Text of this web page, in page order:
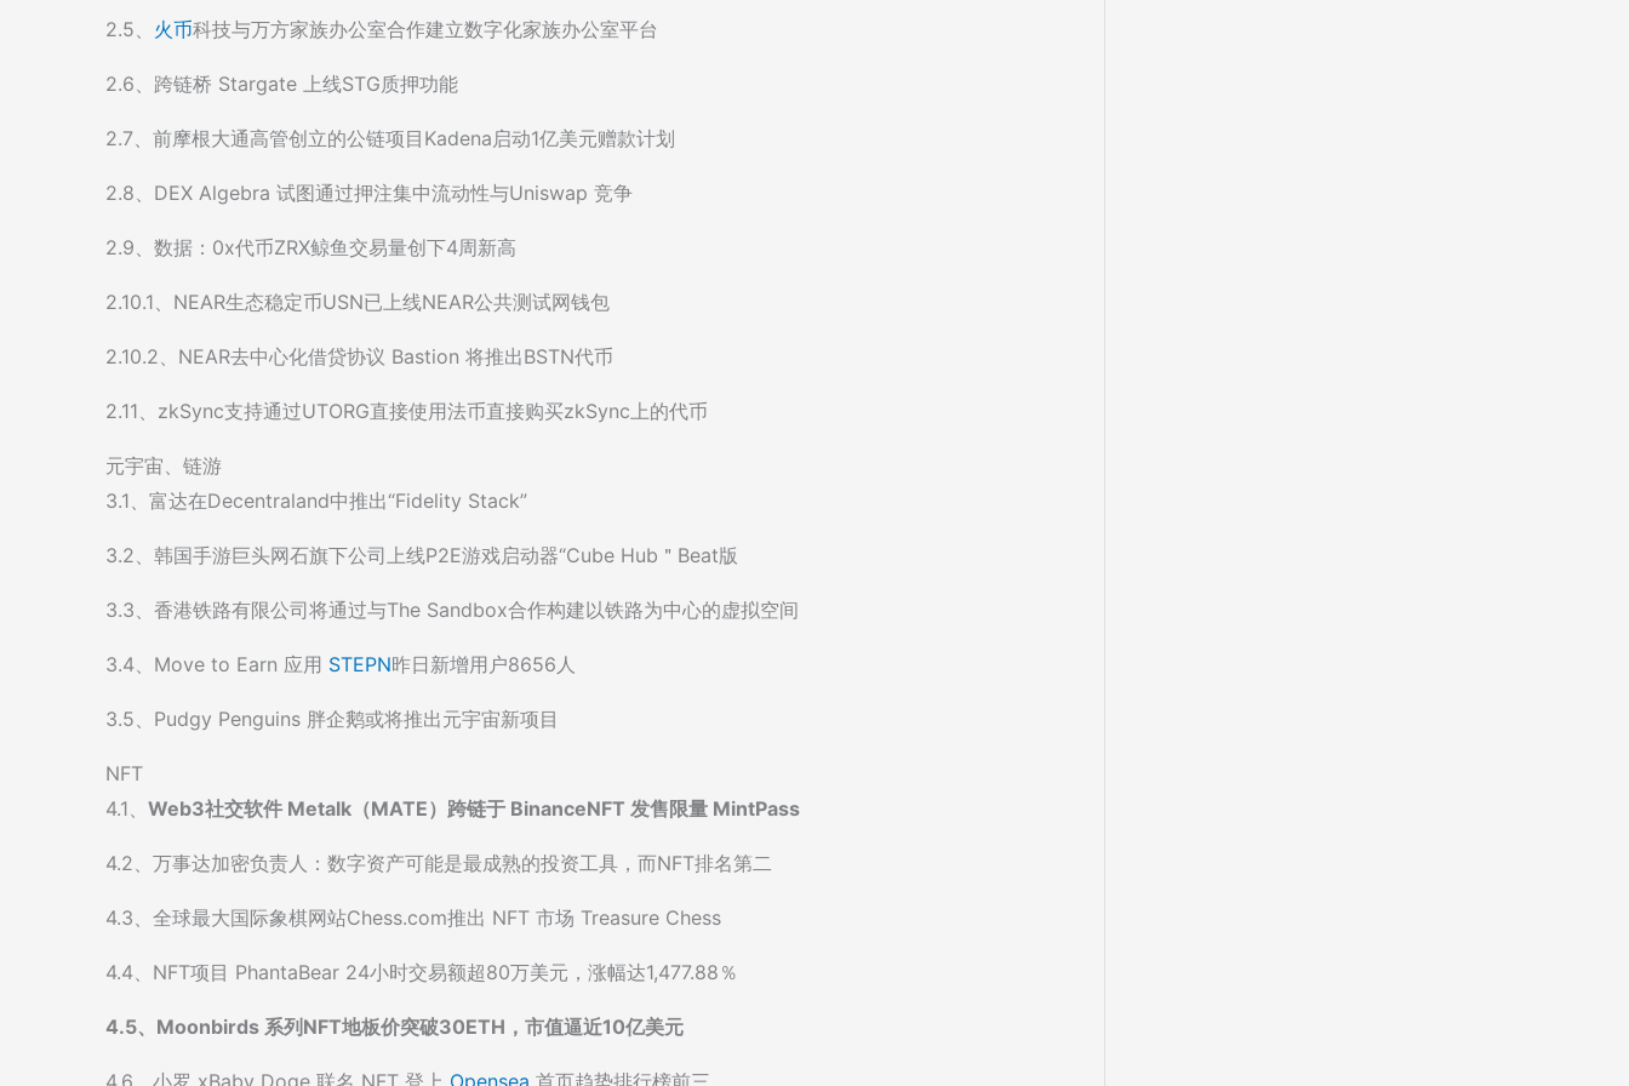
2.5、 火币科技与万方家族办公室合作建立数字化家族办公室平台
2.6、跨链桥 Stargate 上线STG质押功能
2.7、前摩根大通高管创立的公链项目Kadena启动1亿美元赠款计划
2.8、DEX Algebra 试图通过押注集中流动性与Uniswap 竞争
2.9、数据：0x代币ZRX鲸鱼交易量创下4周新高
2.10.1、NEAR生态稳定币USN已上线NEAR公共测试网钱包
2.10.2、NEAR去中心化借贷协议 Bastion 将推出BSTN代币
2.11、zkSync支持通过UTORG直接使用法币直接购买zkSync上的代币
元宇宙、链游
3.1、富达在Decentraland中推出“Fidelity Stack”
3.2、韩国手游巨头网石旗下公司上线P2E游戏启动器“Cube Hub＂Beat版
3.3、香港铁路有限公司将通过与The Sandbox合作构建以铁路为中心的虚拟空间
3.4、Move to Earn 应用 STEPN昨日新增用户8656人
3.5、Pudgy Penguins 胖企鹅或将推出元宇宙新项目
NFT
4.1、 Web3社交软件 Metalk（MATE）跨链于 BinanceNFT 发售限量 MintPass
4.2、万事达加密负责人：数字资产可能是最成熟的投资工具，而NFT排名第二
4.3、全球最大国际象棋网站Chess.com推出 NFT 市场 Treasure Chess
4.4、NFT项目 PhantaBear 24小时交易额超80万美元，涨幅达1,477.88％
4.5、Moonbirds 系列NFT地板价突破30ETH，市值逼近10亿美元
4.6、小罗 xBaby Doge 联名 NFT 登上 Opensea 首页趋势排行榜前三